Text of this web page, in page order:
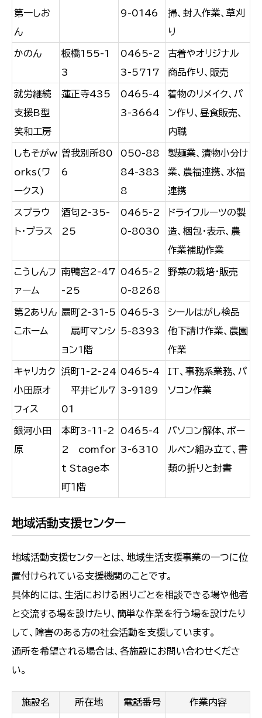
第一しお
ん
9-0146
掃、封入作業、草刈
り
かのん
板橋155-1
3
0465-2
3-5717
古着やオリジナル
商品作り、販売
就労継続
支援B型
笑和工房
蓮正寺435
0465-4
3-3664
着物のリメイク、パ
ン作り、昼食販売、
内職
しもそがw
orks(ワ
ークス)
曽我別所80
6
050-88
84-383
8
製麺業、漬物小分け
業、農福連携、水福
連携
スプラウ
ト・プラス
酒匂2-35-
25
0465-2
0-8030
ドライフルーツの製
造、梱包・表示、農
作業補助作業
こうしんフ
ァーム
南鴨宮2-47
-25
0465-2
0-8268
野菜の栽培・販売
第２ありん
こホーム
扇町2-31-5
扇町マンシ
ョン1階
0465-3
5-8393
シールはがし検品
他下請け作業、農園
作業
キャリカク
小田原オ
フィス
浜町1-2-24
平井ビル7
01
0465-4
3-9189
IT、事務系業務、パ
ソコン作業
銀河小田
原
本町3-11-2
2 comfor
t Stage本
町１階
0465-4
3-6310
パソコン解体、ボー
ルペン組み立て、書
類の折りと封書
地域活動支援センター
地域活動支援センターとは、地域生活支援事業の一つに位
置付けられている支援機関のことです。
具体的には、生活における困りごとを相談できる場や他者
と交流する場を設けたり、簡単な作業を行う場を設けたり
して、障害のある方の社会活動を支援しています。
通所を希望される場合は、各施設にお問い合わせくださ
い。
施設名 所在地 電話番号 作業内容